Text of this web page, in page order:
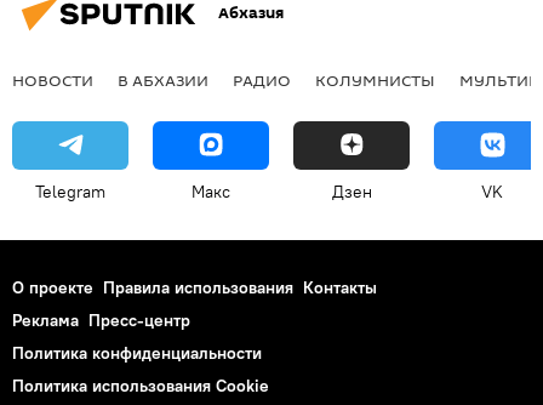
Абхазия
НОВОСТИ В АБХАЗИИ РАДИО КОЛУМНИСТЫ
Telegram Макс Дзен VK
О проекте Правила использования Контакты
Реклама Пресс-центр
Политика конфиденциальности
Политика использования Cookie